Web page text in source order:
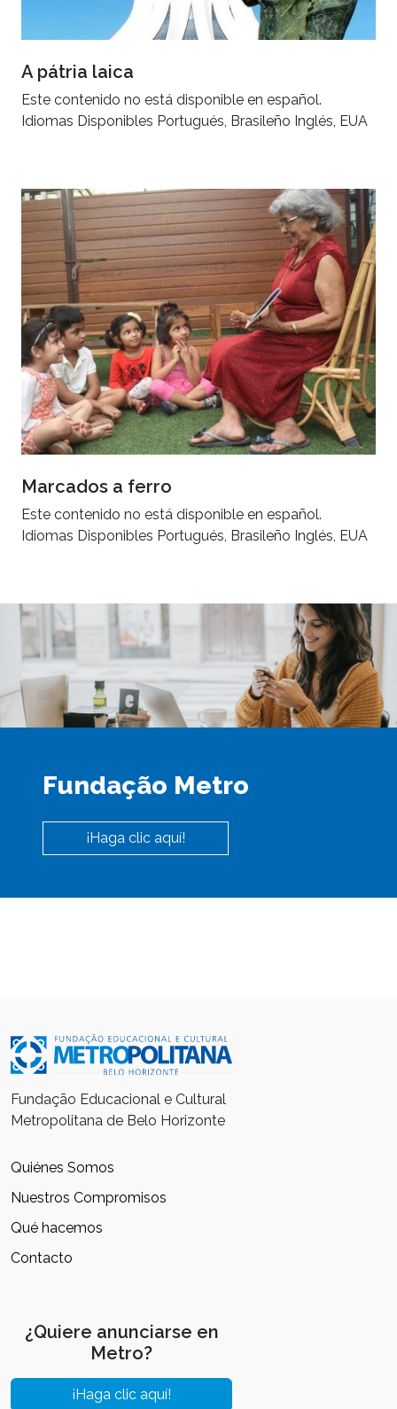
A pátria laica
Este contenido no está disponible en español.
Idiomas Disponibles Portugués, Brasileño Inglés, EUA
Marcados a ferro
Este contenido no está disponible en español.
Idiomas Disponibles Portugués, Brasileño Inglés, EUA
Fundação Metro
¡Haga clic aquí!
Fundação Educacional e Cultural
Metropolitana de Belo Horizonte
Quiénes Somos
Nuestros Compromisos
Qué hacemos
Contacto
¿Quiere anunciarse en
Metro?
¡Haga clic aquí!